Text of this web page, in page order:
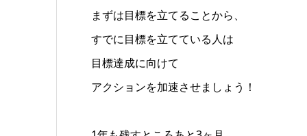
まずは目標を立てることから、
すでに目標を立てている人は
目標達成に向けて
アクションを加速させましょう！